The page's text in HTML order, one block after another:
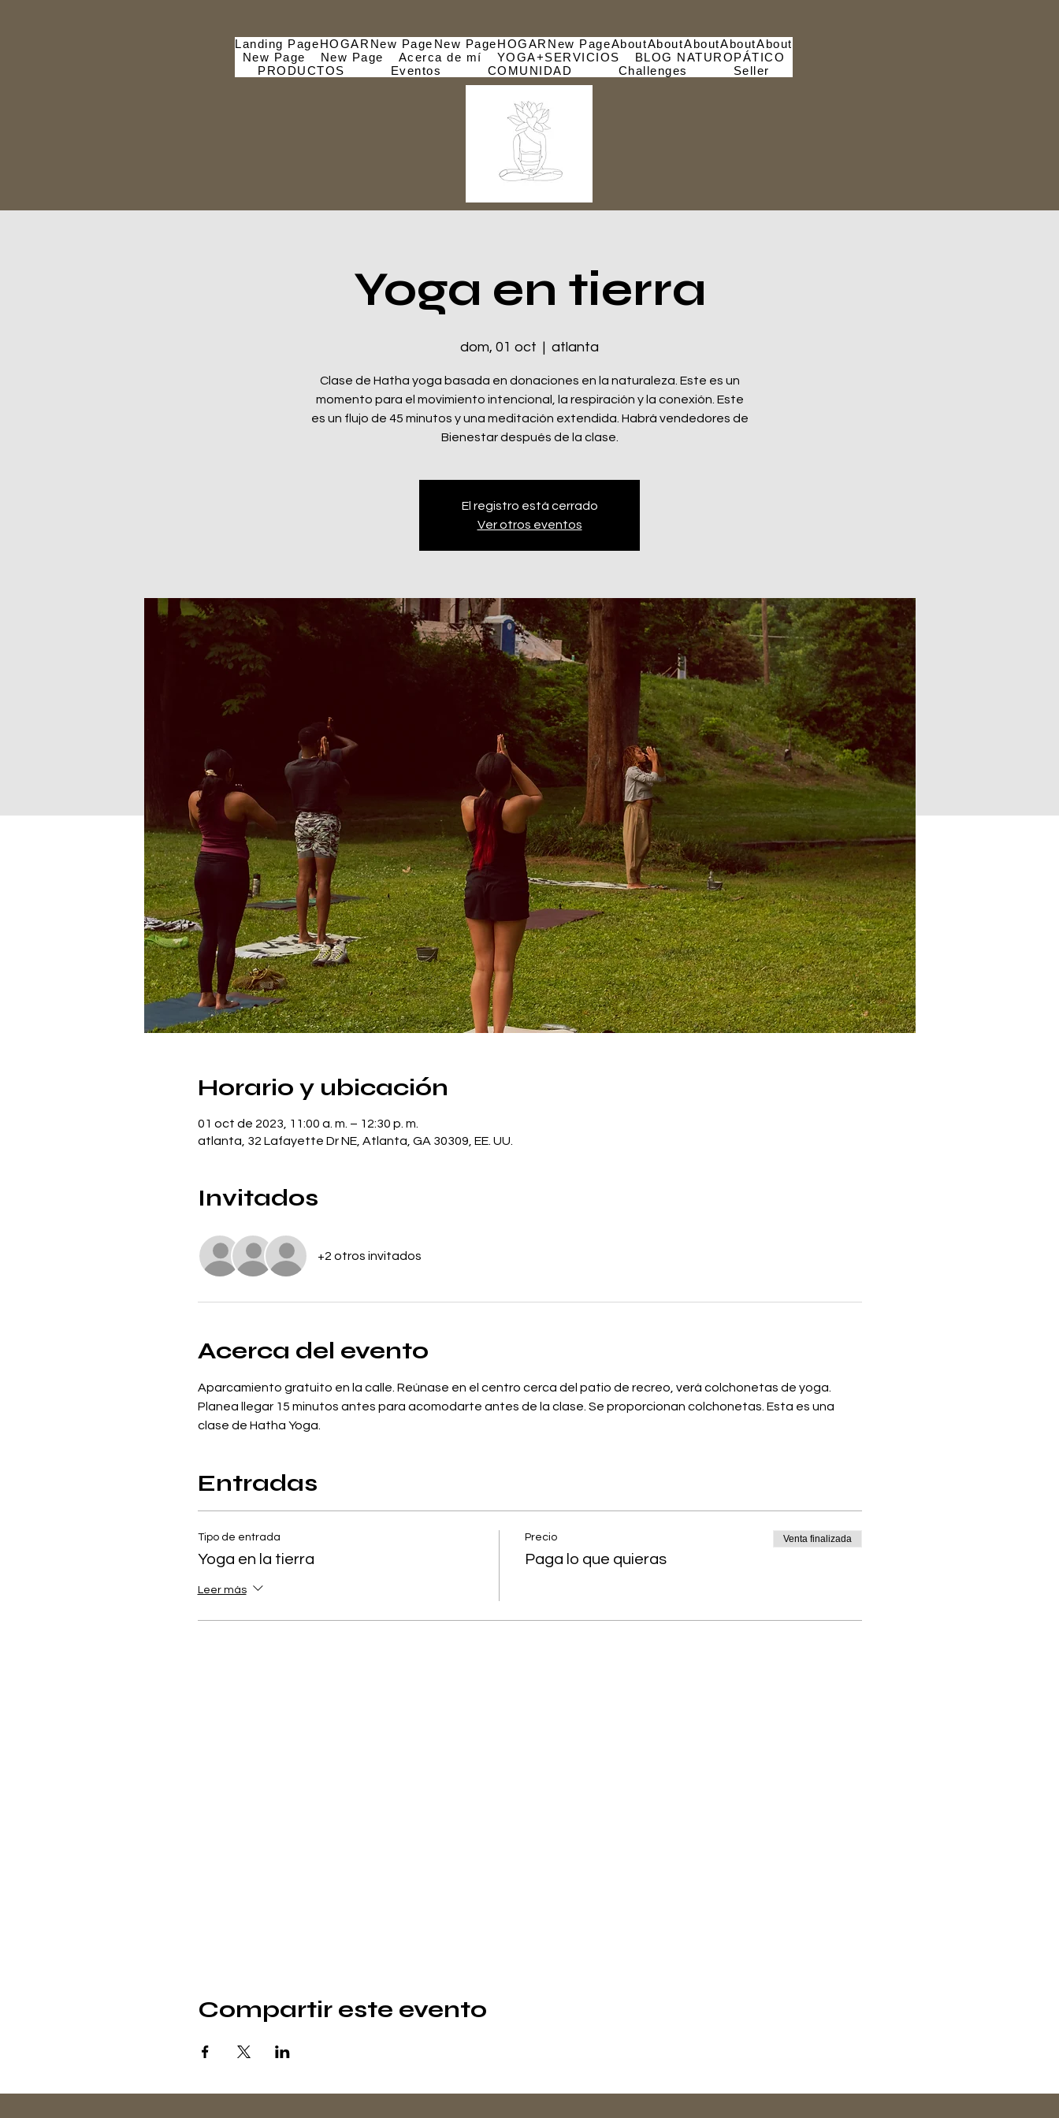
Landing PageHOGAR New Page New PageHOGAR New PageAboutAboutAboutAboutAbout
New Page
New Page Acerca de mí YOGA+SERVICIOS
BLOG NATUROPÁTICO
PRODUCTOS
Eventos COMUNIDAD Challenges Seller
Yoga en tierra
dom, 01 oct
  |
atlanta
Clase de Hatha yoga basada en donaciones en la naturaleza. Este es un
momento para el movimiento intencional, la respiración y la conexión. Este
es un flujo de 45 minutos y una meditación extendida. Habrá vendedores de
Bienestar después de la clase.
El registro está cerrado
Ver otros eventos
Horario y ubicación
01 oct de 2023, 11:00 a. m. – 12:30 p. m.
atlanta, 32 Lafayette Dr NE, Atlanta, GA 30309, EE. UU.
Invitados
+2 otros invitados
Acerca del evento
Aparcamiento gratuito en la calle. Reúnase en el centro cerca del patio de recreo, verá colchonetas de yoga.
Planea llegar 15 minutos antes para acomodarte antes de la clase. Se proporcionan colchonetas. Esta es una
clase de Hatha Yoga.
Entradas
Tipo de entrada
Yoga en la tierra
Leer más
Precio
Paga lo que quieras
Venta finalizada
Compartir este evento